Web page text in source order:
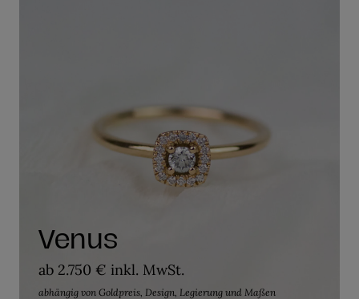
Venus
ab 2.750 € inkl. MwSt.
abhängig von Goldpreis, Design, Legierung und Maßen